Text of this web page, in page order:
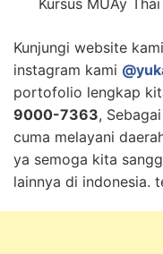
Kunjungi website
instagram kami
portofolio lengkap
9000-7363,
cuma melayani
ya semoga kita
lainnya di indonesia.